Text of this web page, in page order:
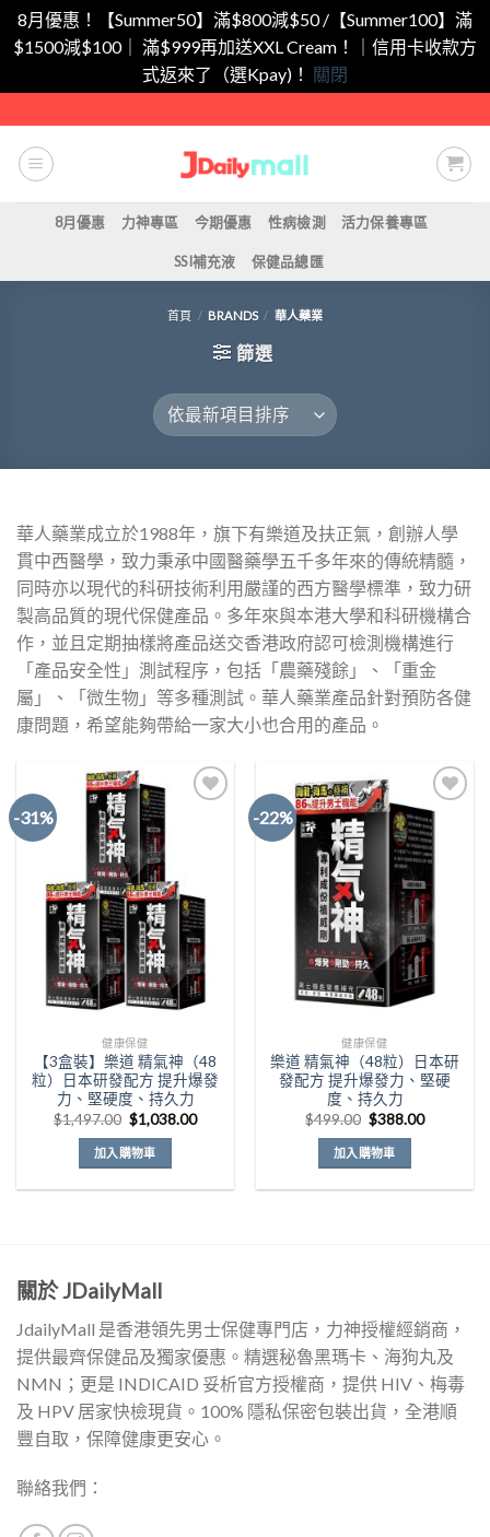
8月優惠！【Summer50】滿$800減$50 /【Summer100】滿
$1500減$100｜ 滿$999再加送XXL Cream！｜信用卡收款方
式返來了（選Kpay)！ 關閉
to
content
8月優惠 力神專區 今期優惠 性病檢測 活力保養專區
SSI補充液 保健品總匯
首頁 / BRANDS / 華人藥業
篩選
華人藥業成立於1988年，旗下有樂道及扶正氣，創辦人學
貫中西醫學，致力秉承中國醫藥學五千多年來的傳統精髓，
同時亦以現代的科研技術利用嚴謹的西方醫學標準，致力研
製高品質的現代保健產品。多年來與本港大學和科研機構合
作，並且定期抽樣將產品送交香港政府認可檢測機構進行
「產品安全性」測試程序，包括「農藥殘餘」、「重金
屬」、「微生物」等多種測試。華人藥業產品針對預防各健
康問題，希望能夠帶給一家大小也合用的產品。
-31%
健康保健
【3盒裝】樂道 精氣神（48
粒）日本研發配方 提升爆發
力、堅硬度、持久力
$1,497.00 原
始
價
格：
$1,497.00。
$1,038.00目
加入購物車
-22%
Add to
健康保健
樂道 精氣神（48粒）日本研
發配方 提升爆發力、堅硬
度、持久力
$499.00 原
始
價
格：
$499.00。
$388.00目
加入購物車
關於 JDailyMall
JdailyMall 是香港領先男士保健專門店，力神授權經銷商，
提供最齊保健品及獨家優惠。精選秘魯黑瑪卡、海狗丸及
NMN；更是 INDICAID 妥析官方授權商，提供 HIV、梅毒
及 HPV 居家快檢現貨。100% 隱私保密包裝出貨，全港順
豐自取，保障健康更安心。
聯絡我們：